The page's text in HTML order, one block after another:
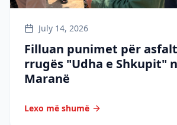
July 14, 2026
Filluan punimet për
rrugës "Udha e Shkupit"
Maranë
Lexo më shumë